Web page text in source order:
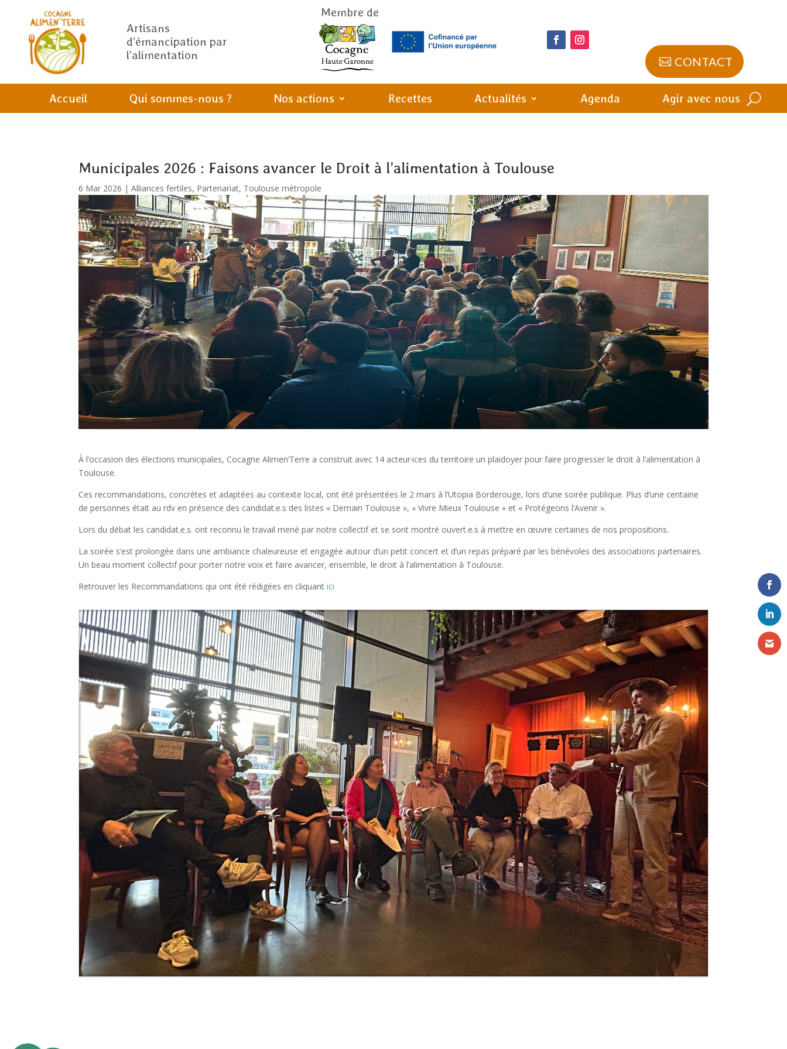
Artisans
d’émancipation par
l’alimentation
Membre de
CONTACT
Accueil Qui sommes-nous ? Nos actions Recettes Actualités Agenda Agir avec nous
Municipales 2026 : Faisons avancer le Droit à l’alimentation à Toulouse
6 Mar 2026 |Alliances fertiles, Partenariat, Toulouse métropole
À l’occasion des élections municipales, Cocagne Alimen’Terre a construit avec 14 acteur·ices du territoire un plaidoyer pour faire progresser le droit à l’alimentation à
Toulouse.
Ces recommandations, concrètes et adaptées au contexte local, ont été présentées le 2 mars à l’Utopia Borderouge, lors d’une soirée publique. Plus d’une centaine
de personnes était au rdv en présence des candidat.e.s des listes « Demain Toulouse », « Vivre Mieux Toulouse » et « Protégeons l’Avenir ».
Lors du débat les candidat.e.s. ont reconnu le travail mené par notre collectif et se sont montré ouvert.e.s à mettre en œuvre certaines de nos propositions.
La soirée s’est prolongée dans une ambiance chaleureuse et engagée autour d’un petit concert et d’un repas préparé par les bénévoles des associations partenaires.
Un beau moment collectif pour porter notre voix et faire avancer, ensemble, le droit à l’alimentation à Toulouse.
Retrouver les Recommandations qui ont été rédigées en cliquantici